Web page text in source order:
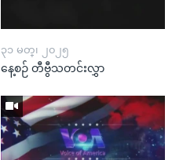
၃၁ မတ္၊ ၂၀၂၅
နေ့စဉ် တီဗွီသတင်းလွှာ